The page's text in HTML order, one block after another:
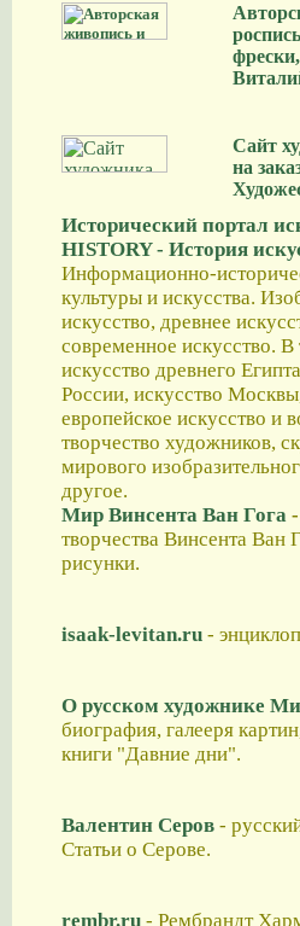
Сайт
на
Исторический портал
HISTORY - История
Информационно-
культуры и искусства.
искусство, древнее
современное искусство.
искусство древнего
России, искусство
европейское искусство и
творчество художников,
мирового
другое.
Мир Винсента Ван Гога -
творчества Винсента Ван
рисунки.
isaak-levitan.ru -
О русском художнике
биография, галееря
книги "Давние дни".
Валентин Серов -
Статьи о Серове.
rembr.ru - Рембрандт